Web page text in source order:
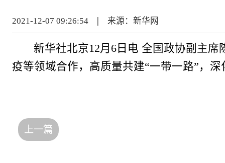
2021-12-07 09:26:54 | 来源：新华网
新华社北京12月6日电 全国政协副主
疫等领域合作，高质量共建“一带一路”，
上一篇